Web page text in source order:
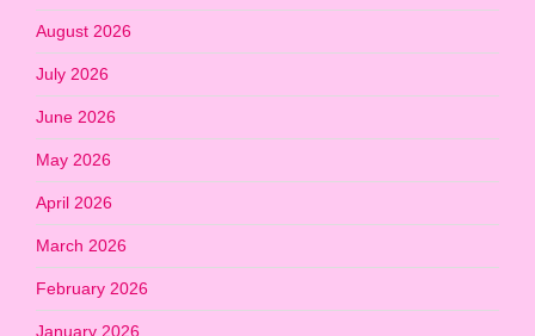
August 2026
July 2026
June 2026
May 2026
April 2026
March 2026
February 2026
January 2026